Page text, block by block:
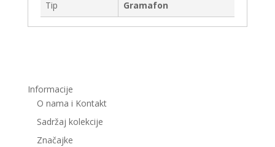
Tip
Gramafon
Informacije
O nama i Kontakt
Sadržaj kolekcije
Značajke